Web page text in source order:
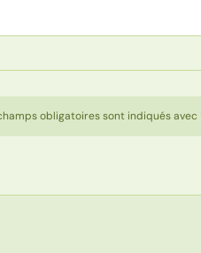
obligatoires sont indiqués avec